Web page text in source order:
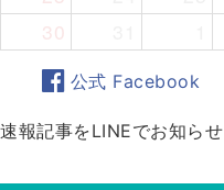
30
公式 Facebook
速報記事をLINEでお知らせ